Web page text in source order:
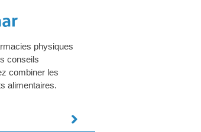
physiques
conseils
combiner les
alimentaires.